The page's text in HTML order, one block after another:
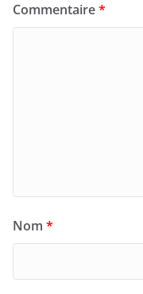
Commentaire*
Nom *